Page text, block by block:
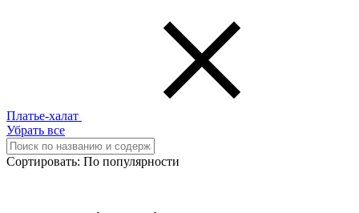
Платье-халат
Убрать все
Сортировать: По популярности